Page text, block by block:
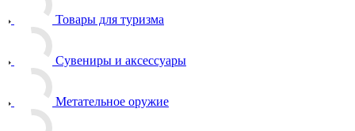
Товары для туризма
Сувениры и аксессуары
Метательное оружие